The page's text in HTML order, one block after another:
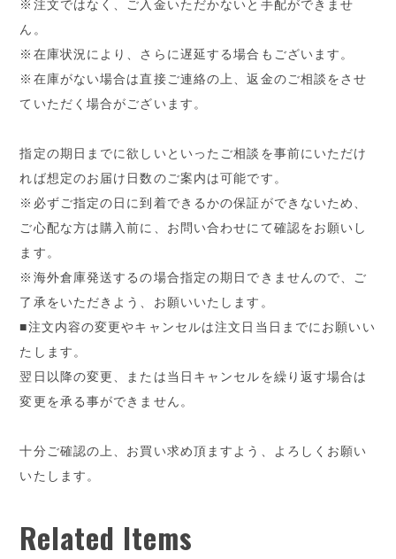
※注文ではなく、ご入金いただかないと手配ができませ
ん。
※在庫状況により、さらに遅延する場合もございます。
※在庫がない場合は直接ご連絡の上、返金のご相談をさせ
ていただく場合がございます。
指定の期日までに欲しいといったご相談を事前にいただけ
れば想定のお届け日数のご案内は可能です。
※必ずご指定の日に到着できるかの保証ができないため、
ご心配な方は購入前に、お問い合わせにて確認をお願いし
ます。
※海外倉庫発送するの場合指定の期日できませんので、ご
了承をいただきよう、お願いいたします。
■注文内容の変更やキャンセルは注文日当日までにお願いい
たします。
翌日以降の変更、または当日キャンセルを繰り返す場合は
変更を承る事ができません。
十分ご確認の上、お買い求め頂ますよう、よろしくお願い
いたします。
Related Items